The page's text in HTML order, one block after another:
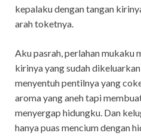
kepalaku dengan tangan
arah toketnya.
Aku pasrah, perlahan mukaku
kirinya yang sudah
menyentuh pentilnya yang
aroma yang aneh tapi
menyergap hidungku. Dan
hanya puas mencium dengan